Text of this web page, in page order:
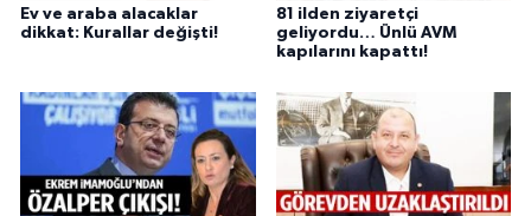
Ev ve araba alacaklar
dikkat: Kurallar değişti!
81 ilden ziyaretçi
geliyordu… Ünlü AVM
kapılarını kapattı!